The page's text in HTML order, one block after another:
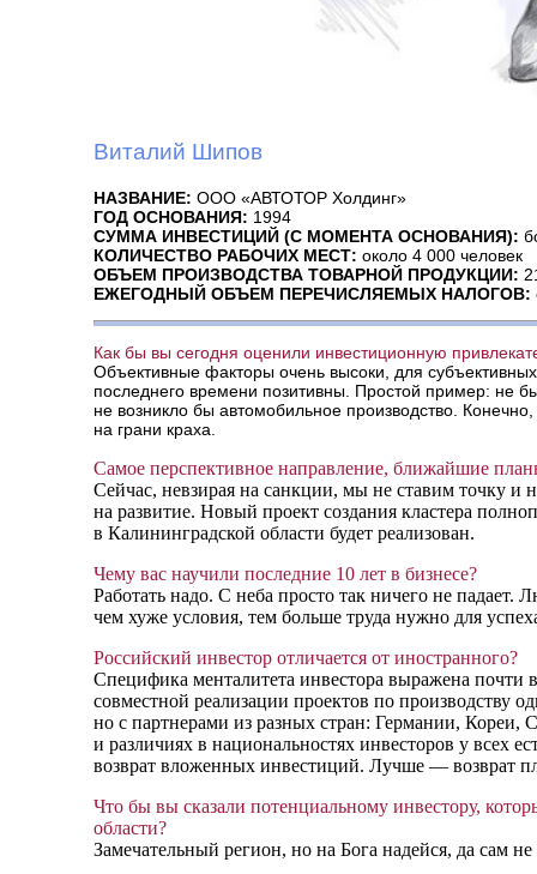
Виталий Шипов
НАЗВАНИЕ: ООО «АВТОТОР Холдинг»
ГОД ОСНОВАНИЯ: 1994
СУММА ИНВЕСТИЦИЙ (С МОМЕНТА ОСНОВАНИЯ):
КОЛИЧЕСТВО РАБОЧИХ МЕСТ: около 4 000 человек
ОБЪЕМ ПРОИЗВОДСТВА ТОВАРНОЙ ПРОДУКЦИИ:
ЕЖЕГОДНЫЙ ОБЪЕМ ПЕРЕЧИСЛЯЕМЫХ НАЛОГОВ:
Как бы вы сегодня оценили инвестиционную
Объективные факторы очень высоки, для
последнего времени позитивны. Простой пример: не
не возникло бы автомобильное производство.
на грани краха.
Самое перспективное направление, ближайшие
Сейчас, невзирая на санкции, мы не ставим точку и
на развитие. Новый проект создания кластера
в Калининградской области будет реализован.
Чему вас научили последние 10 лет в бизнесе?
Работать надо. С неба просто так ничего не
чем хуже условия, тем больше труда нужно для
Российский инвестор отличается от иностранного?
Специфика менталитета инвестора выражена
совместной реализации проектов по
но с партнерами из разных стран: Германии,
и различиях в национальностях инвесторов у всех
возврат вложенных инвестиций. Лучше — возврат
Что бы вы сказали потенциальному инвестору,
области?
Замечательный регион, но на Бога надейся, да сам